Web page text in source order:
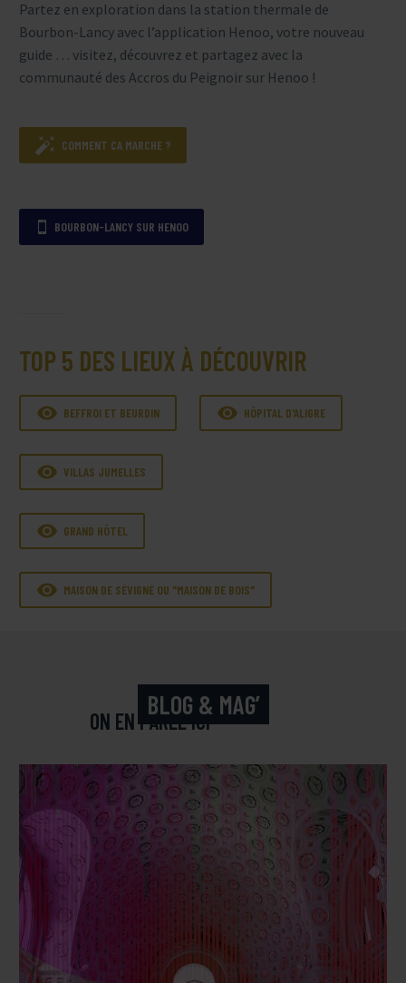
Partez en exploration dans la station thermale de
Bourbon-Lancy avec l’application Henoo, votre nouveau
guide … visitez, découvrez et partagez avec la
communauté des Accros du Peignoir sur Henoo !
 COMMENT CA MARCHE ?
 BOURBON-LANCY SUR HENOO
TOP 5 DES LIEUX À DÉCOUVRIR
 BEFFROI ET BEURDIN  HÔPITAL D'ALIGRE
 VILLAS JUMELLES
 GRAND HÔTEL
 MAISON DE SÉVIGNÉ OU "MAISON DE BOIS"
BLOG & MAG’
ON EN PARLE ICI